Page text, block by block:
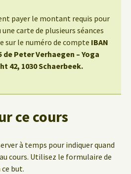
payer le montant requis pour
carte de plusieurs séances
sur le numéro de compte IBAN
de Peter Verhaegen – Yoga
42, 1030 Schaerbeek.
ce cours
à temps pour indiquer quand
cours. Utilisez le formulaire de
but.